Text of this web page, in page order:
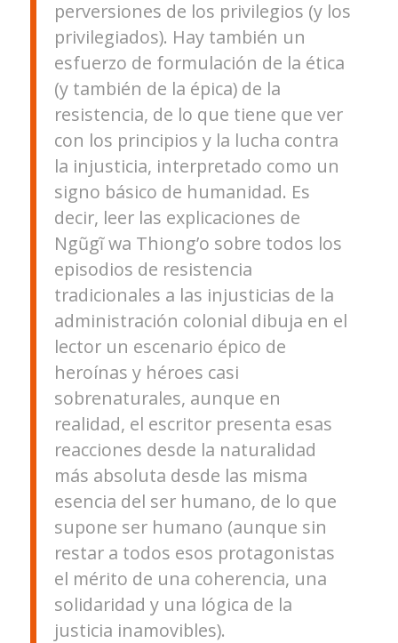
perversiones de los privilegios (y los
privilegiados). Hay también un
esfuerzo de formulación de la ética
(y también de la épica) de la
resistencia, de lo que tiene que ver
con los principios y la lucha contra
la injusticia, interpretado como un
signo básico de humanidad. Es
decir, leer las explicaciones de
Ngũgĩ wa Thiong’o sobre todos los
episodios de resistencia
tradicionales a las injusticias de la
administración colonial dibuja en el
lector un escenario épico de
heroínas y héroes casi
sobrenaturales, aunque en
realidad, el escritor presenta esas
reacciones desde la naturalidad
más absoluta desde las misma
esencia del ser humano, de lo que
supone ser humano (aunque sin
restar a todos esos protagonistas
el mérito de una coherencia, una
solidaridad y una lógica de la
justicia inamovibles).